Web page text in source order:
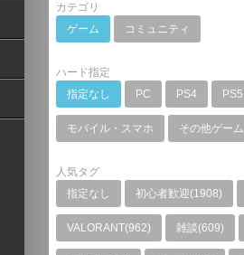
カテゴリ
ゲーム
コミュニティ
ハード指定
指定なし
PC PS4 PS5
モバイル・スマホ その他ゲーム
人気タグ
指定なし
初心者歓迎(1908)
VALORANT(962) 雑談(609)